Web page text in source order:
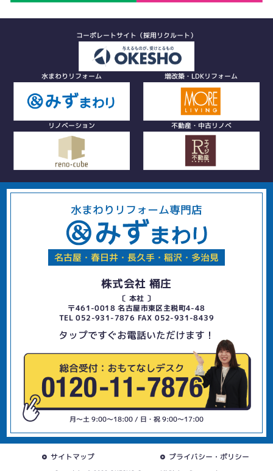
コーポレートサイト（採用リクルート）
水まわりリフォーム 増改築・LDKリフォーム
リノベーション 不動産・中古リノベ
水まわりリフォーム専門店
名古屋・春日井・長久手・稲沢・多治見
株式会社 桶庄
〔 本社 〕
〒461-0018 名古屋市東区主税町4-48
TEL 052-931-7876 FAX 052-931-8439
タップですぐお電話いただけます！
月〜土 9:00〜18:00 / 日・祝 9:00〜17:00
サイトマップ プライバシー・ポリシー